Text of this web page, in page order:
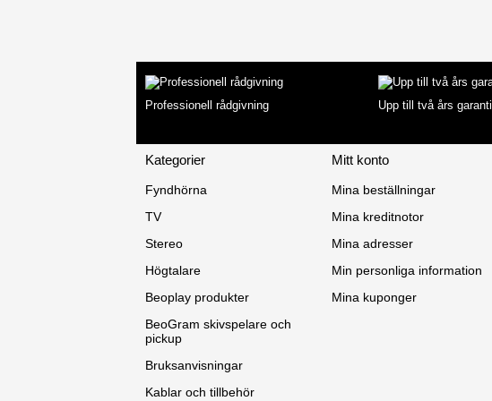
Professionell rådgivning Upp till två års garanti
Kategorier
Fyndhörna
TV
Stereo
Högtalare
Beoplay produkter
BeoGram skivspelare och
pickup
Bruksanvisningar
Kablar och tillbehör
Mitt konto
Mina beställningar
Mina kreditnotor
Mina adresser
Min personliga information
Mina kuponger